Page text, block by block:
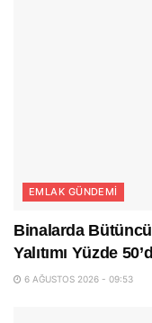
EMLAK GÜNDEMI
Binalarda
Yalıtımı Yüzde
6 AĞUSTOS 2026 - 09:53